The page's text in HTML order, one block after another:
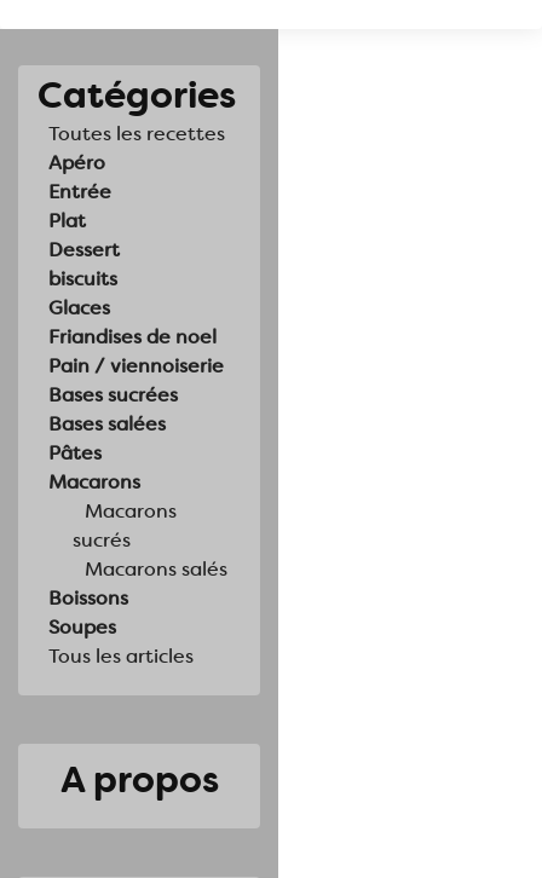
Catégories
Toutes les recettes
Apéro
Entrée
Plat
Dessert
biscuits
Glaces
Friandises de noel
Pain / viennoiserie
Bases sucrées
Bases salées
Pâtes
Macarons
Macarons
sucrés
Macarons salés
Boissons
Soupes
Tous les articles
A propos